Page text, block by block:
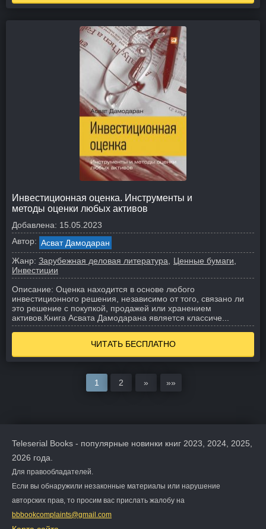
Инвестиционная оценка. Инструменты и
методы оценки любых активов
Добавлена: 15.05.2023
Автор: Асват Дамодаран
Жанр: Зарубежная деловая литература
Ценные бумаги,
Инвестиции
Описание: Оценка находится в основе любого
инвестиционного решения, независимо от того, связано ли
это решение с покупкой, продажей или хранением
активов. Книга Асвата Дамодарана является классиче...
ЧИТАТЬ БЕСПЛАТНО
1 2 » »»
Teleserial Books - популярные новинки книг 2023, 2024, 2025,
2026 года.
Для правообладателей.
Если вы обнаружили незаконные материалы или нарушение
авторских прав, то просим вас прислать жалобу на
bbbookcomplaints@gmail.com